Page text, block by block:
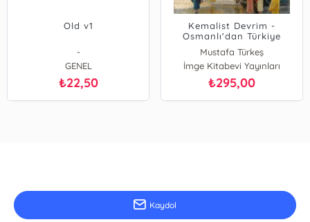
Old v1
-
GENEL
₺22,50
Kemalist Devrim -
Osmanlı'dan Türkiye
Cumhuriyeti'ne Geçişte
Reformlar ve Devrim 1839
- 1939
Mustafa Türkeş
İmge Kitabevi Yayınları
₺295,00
Kaydol